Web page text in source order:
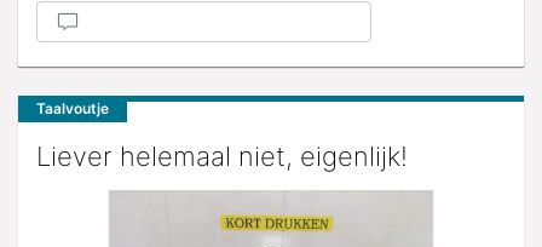
Taalvoutje
Liever helemaal niet, eigenlijk!